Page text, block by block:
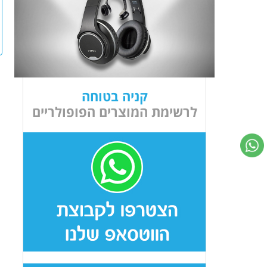
קניה בטוחה
לרשימת המוצרים הפופולריים